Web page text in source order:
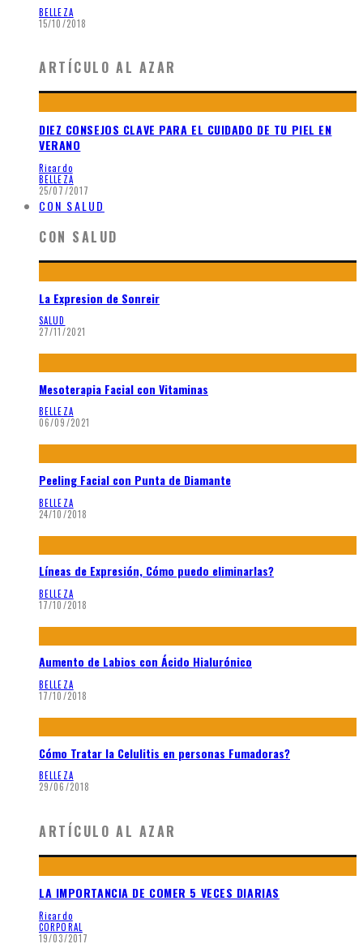
BELLEZA
15/10/2018
ARTÍCULO AL AZAR
DIEZ CONSEJOS CLAVE PARA EL CUIDADO DE TU PIEL EN
VERANO
Ricardo
BELLEZA
25/07/2017
CON SALUD
CON SALUD
La Expresion de Sonreir
SALUD
27/11/2021
Mesoterapia Facial con Vitaminas
BELLEZA
06/09/2021
Peeling Facial con Punta de Diamante
BELLEZA
24/10/2018
Líneas de Expresión, Cómo puedo eliminarlas?
BELLEZA
17/10/2018
Aumento de Labios con Ácido Hialurónico
BELLEZA
17/10/2018
Cómo Tratar la Celulitis en personas Fumadoras?
BELLEZA
29/06/2018
ARTÍCULO AL AZAR
LA IMPORTANCIA DE COMER 5 VECES DIARIAS
Ricardo
CORPORAL
19/03/2017